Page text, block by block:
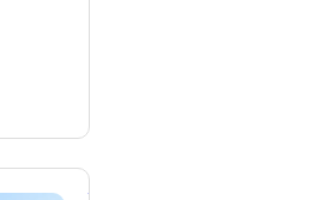
詳細を見る